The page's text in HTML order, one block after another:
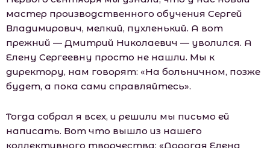
мастер производственного обучения Сергей
Владимирович, мелкий, пухленький. А вот
прежний — Дмитрий Николаевич — уволился. А
Елену Сергеевну просто не нашли. Мы к
директору, нам говорят: «На больничном, позже
будет, а пока сами справляйтесь».
Тогда собрал я всех, и решили мы письмо ей
написать. Вот что вышло из нашего
коллективного творчества: «Дорогая Елена